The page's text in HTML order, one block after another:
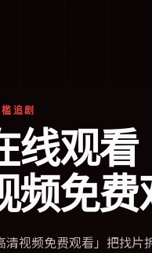
追剧
线观看
频免费
清视频免费观看 」把找